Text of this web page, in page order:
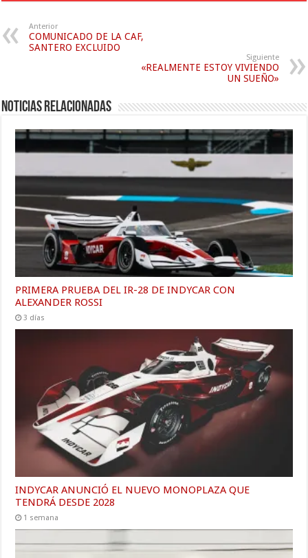
Anterior
COMUNICADO DE LA CAF,
SANTERO EXCLUIDO
Siguiente
«REALMENTE ESTOY VIVIENDO
UN SUEÑO»
Noticias relacionadas
PRIMERA PRUEBA DEL IR-28 DE INDYCAR CON
ALEXANDER ROSSI
3 días
INDYCAR ANUNCIÓ EL NUEVO MONOPLAZA QUE
TENDRÁ DESDE 2028
1 semana